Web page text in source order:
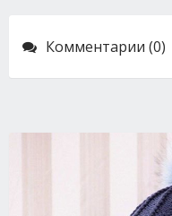
Комментарии (0)